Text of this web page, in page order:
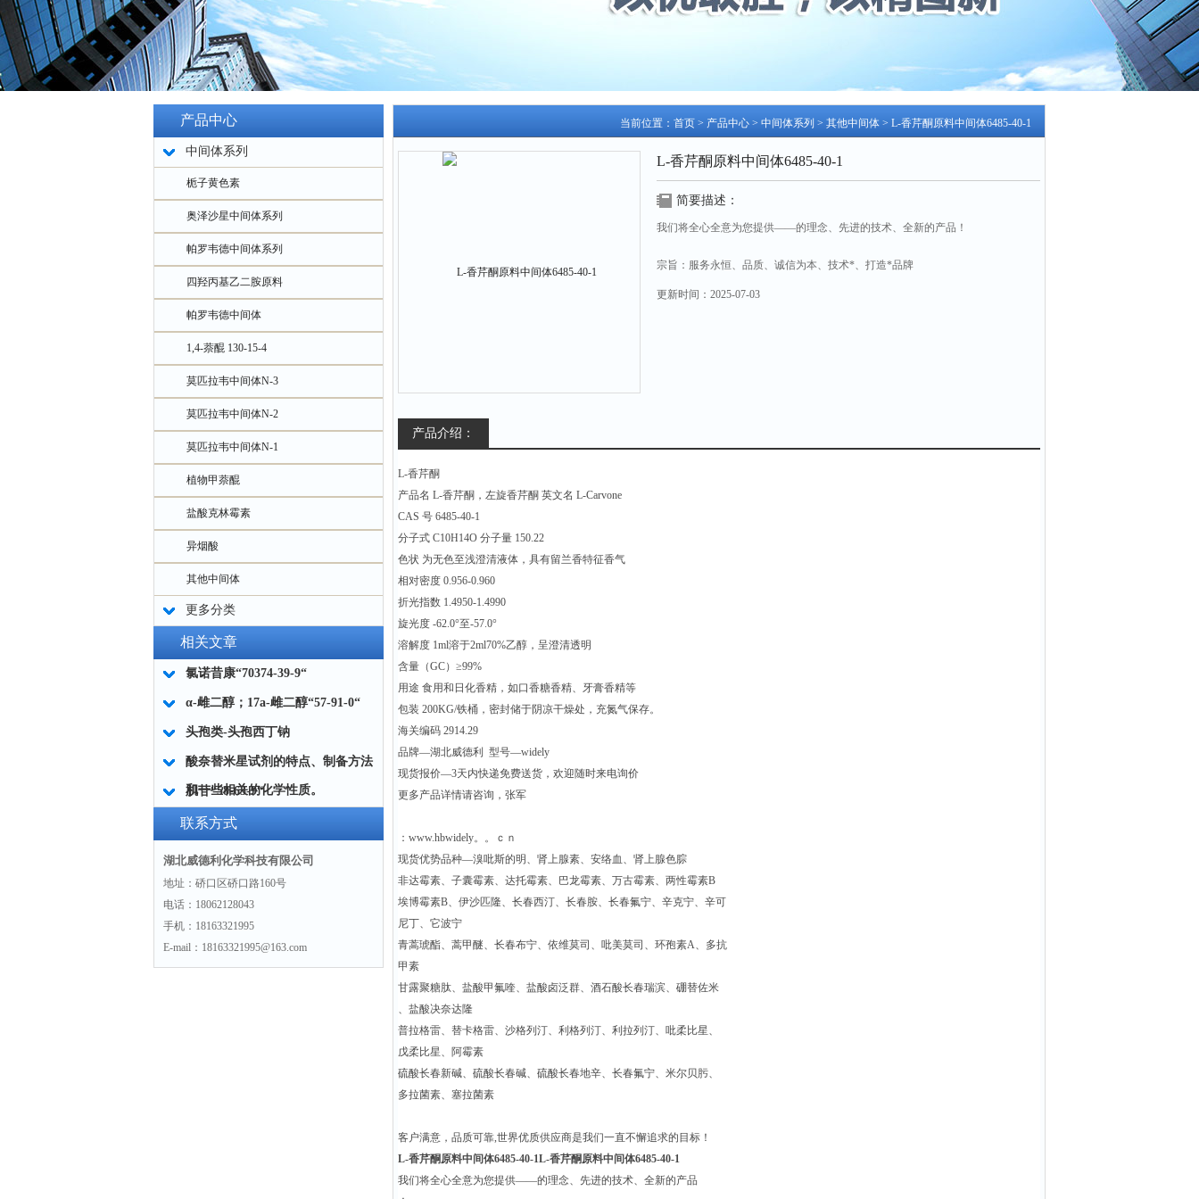
产品中心
中间体系列
栀子黄色素
奥泽沙星中间体系列
帕罗韦德中间体系列
四羟丙基乙二胺原料
帕罗韦德中间体
1,4-萘醌 130-15-4
莫匹拉韦中间体N-3
莫匹拉韦中间体N-2
莫匹拉韦中间体N-1
植物甲萘醌
盐酸克林霉素
异烟酸
其他中间体
更多分类
相关文章
氯诺昔康“70374-39-9“
α-雌二醇；17a-雌二醇“57-91-0“
头孢类-头孢西丁钠
酸奈替米星试剂的特点、制备方法
和一些相关的化学性质。
肌苷“58-63-9“
联系方式
湖北威德利化学科技有限公司
地址：硚口区硚口路160号
电话：18062128043
手机：18163321995
E-mail：18163321995@163.com
当前位置： 首页 > 产品中心 > 中间体系列 > 其他中间体 > L-香芹酮原料中间体6485-40-1
L-香芹酮原料中间体6485-40-1
简要描述：
我们将全心全意为您提供——的理念、先进的技术、全新的产品！
宗旨：服务永恒、品质、诚信为本、技术*、打造*品牌
L-香芹酮原料中间体6485-40-1
更新时间： 2025-07-03
产品介绍：
L-香芹酮
产品名 L-香芹酮，左旋香芹酮 英文名 L-Carvone
CAS 号 6485-40-1
分子式 C10H14O 分子量 150.22
色状 为无色至浅澄清液体，具有留兰香特征香气
相对密度 0.956-0.960
折光指数 1.4950-1.4990
旋光度 -62.0°至-57.0°
溶解度 1ml溶于2ml70%乙醇，呈澄清透明
含量（GC）≥99%
用途 食用和日化香精，如口香糖香精、牙膏香精等
包装 200KG/铁桶，密封储于阴凉干燥处，充氮气保存。
海关编码 2914.29
品牌—湖北威德利 型号—widely
现货报价—3天内快递免费送货，欢迎随时来电询价
更多产品详情请咨询，张军
：www.hbwidely。。ｃｎ
现货优势品种—溴吡斯的明、肾上腺素、安络血、肾上腺色腙
非达霉素、子囊霉素、达托霉素、巴龙霉素、万古霉素、两性霉素B
埃博霉素B、伊沙匹隆、长春西汀、长春胺、长春氟宁、辛克宁、辛可
尼丁、它波宁
青蒿琥酯、蒿甲醚、长春布宁、依维莫司、吡美莫司、环孢素A、多抗
甲素
甘露聚糖肽、盐酸甲氟喹、盐酸卤泛群、酒石酸长春瑞滨、硼替佐米
、盐酸决奈达隆
普拉格雷、替卡格雷、沙格列汀、利格列汀、利拉列汀、吡柔比星、
戊柔比星、阿霉素
硫酸长春新碱、硫酸长春碱、硫酸长春地辛、长春氟宁、米尔贝肟、
多拉菌素、塞拉菌素
客户满意，品质可靠,世界优质供应商是我们一直不懈追求的目标！
L-香芹酮原料中间体6485-40-1L-香芹酮原料中间体6485-40-1
我们将全心全意为您提供——的理念、先进的技术、全新的产品